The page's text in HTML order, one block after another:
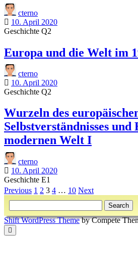
cterno
10. April 2020
Geschichte Q2
Europa und die Welt im
cterno
10. April 2020
Geschichte Q2
Wurzeln des
Selbstverständnisses und
modernen Welt I
cterno
10. April 2020
Geschichte E1
Beitragsnavigation
Previous 1 2 3 4 … 10 Next
Sidebar
Shift WordPress Themeby Compete
Scroll
to